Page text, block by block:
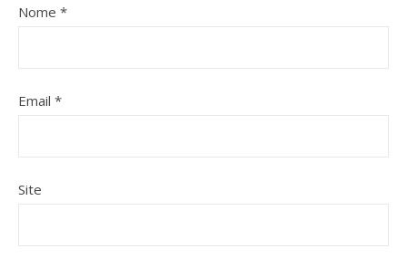
Nome *
Email *
Site